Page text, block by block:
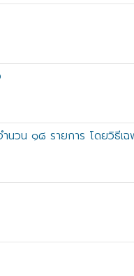
นวน ๑๘ รายการ โดยวิธีเฉ